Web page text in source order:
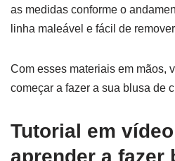
as medidas conforme o
linha maleável e fácil de
Com esses materiais em mãos,
começar a fazer a sua blusa de
Tutorial em
aprender a fazer